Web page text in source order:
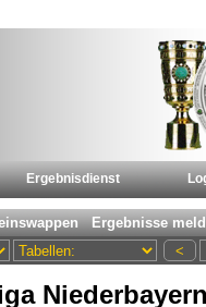
Ergebnisdienst